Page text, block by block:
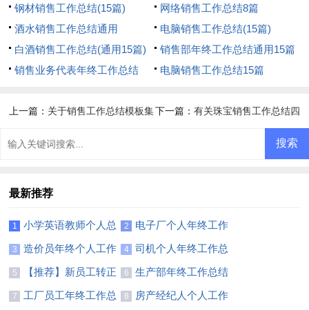
总结
钢材销售工作总结(15篇)
网络销售工作总结8篇
酒水销售工作总结通用
电脑销售工作总结(15篇)
白酒销售工作总结(通用15篇)
销售部年终工作总结通用15篇
销售业务代表年终工作总结
电脑销售工作总结15篇
上一篇： 关于销售工作总结模板集下一篇： 有关珠宝销售工作总结四
最新推荐
1
小学英语教师个人总
结(15篇)
2
电子厂个人年终工作
总结13篇
3
造价员年终个人工作
总结
4
司机个人年终工作总
结(15篇)
5
【推荐】新员工转正
个人工作总结
6
生产部年终工作总结
15篇
7
工厂员工年终工作总
8
房产经纪人个人工作